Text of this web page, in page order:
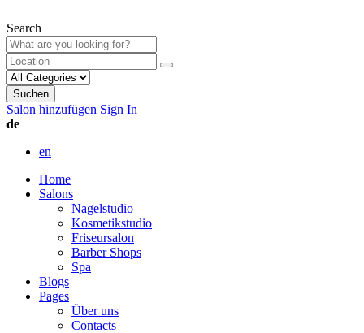
Search
Suchen
Salon hinzufügen Sign In
de
en
Home
Salons
Nagelstudio
Kosmetikstudio
Friseursalon
Barber Shops
Spa
Blogs
Pages
Über uns
Contacts